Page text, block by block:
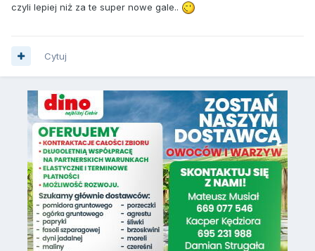
czyli lepiej niż za te super nowe gale..
Cytuj